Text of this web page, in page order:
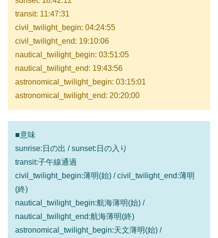
transit: 11:47:31
civil_twilight_begin: 04:24:55
civil_twilight_end: 19:10:06
nautical_twilight_begin: 03:51:05
nautical_twilight_end: 19:43:56
astronomical_twilight_begin: 03:15:01
astronomical_twilight_end: 20:20:00
■意味
sunrise:日の出 / sunset:日の入り
transit:子午線通過
civil_twilight_begin:薄明(始) / civil_twilight_end:薄明
(終)
nautical_twilight_begin:航海薄明(始) /
nautical_twilight_end:航海薄明(終)
astronomical_twilight_begin:天文薄明(始) /